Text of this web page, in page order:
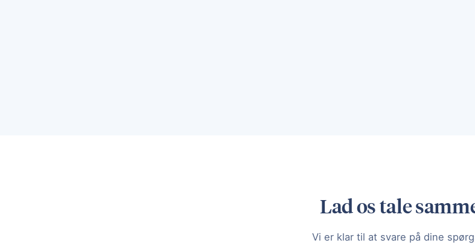
Lad os tale
Vi er klar til at svare på dine